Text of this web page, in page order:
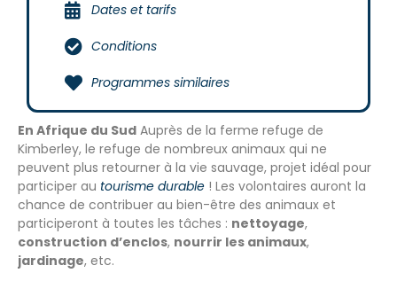
Dates et tarifs
Conditions
Programmes similaires
En Afrique du Sud Auprès de la ferme refuge de
Kimberley, le refuge de nombreux animaux qui ne
peuvent plus retourner à la vie sauvage, projet idéal pour
participer au tourisme durable ! Les volontaires auront la
chance de contribuer au bien-être des animaux et
participeront à toutes les tâches : nettoyage,
construction d’enclos, nourrir les animaux,
jardinage, etc.